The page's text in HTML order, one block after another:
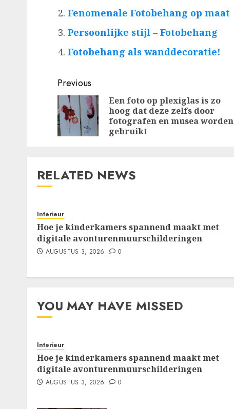
Fenomenale Fotobehang op maat
Persoonlijke stijl – Fotobehang
Fotobehang als wanddecoratie!
Post
navigation
Previous
Een foto op plexiglas is zo
hoog dat deze zelfs door
fotografen en musea worden
gebruikt
RELATED NEWS
Interieur
Hoe je kinderkamers spannend maakt met
digitale avonturenmuurschilderingen
AUGUSTUS 3, 2026 0
YOU MAY HAVE MISSED
Interieur
Hoe je kinderkamers spannend maakt met
digitale avonturenmuurschilderingen
AUGUSTUS 3, 2026 0